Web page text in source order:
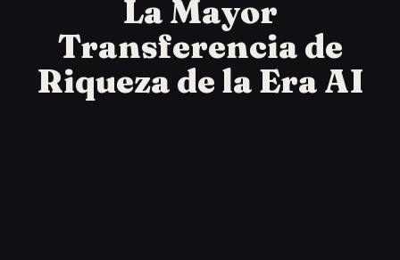
La Mayor
Transferencia de
Riqueza de la Era AI